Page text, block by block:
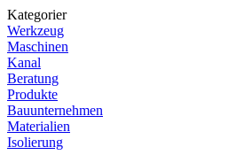
Kategorier
Werkzeug
Maschinen
Kanal
Beratung
Produkte
Bauunternehmen
Materialien
Isolierung